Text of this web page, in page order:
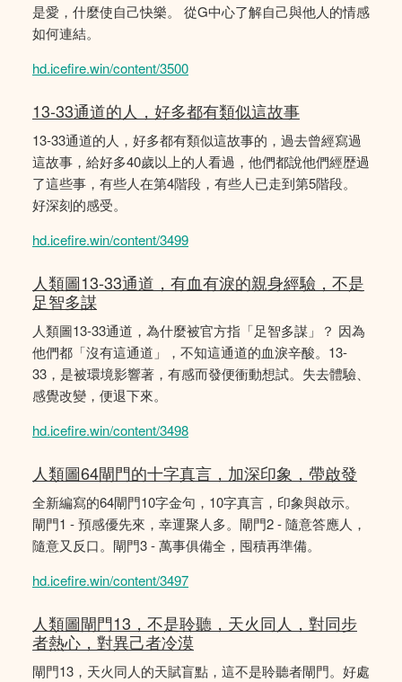
是愛，什麼使自己快樂。 從G中心了解自己與他人的情感
如何連結。
hd.icefire.win/content/3500
13-33通道的人，好多都有類似這故事
13-33通道的人，好多都有類似這故事的，過去曾經寫過
這故事，給好多40歲以上的人看過，他們都說他們經歴過
了這些事，有些人在第4階段，有些人已走到第5階段。
好深刻的感受。
hd.icefire.win/content/3499
人類圖13-33通道，有血有淚的親身經驗，不是
足智多謀
人類圖13-33通道，為什麼被官方指「足智多謀」？ 因為
他們都「沒有這通道」，不知這通道的血淚辛酸。13-
33，是被環境影響著，有感而發便衝動想試。失去體驗、
感覺改變，便退下來。
hd.icefire.win/content/3498
人類圖64閘門的十字真言，加深印象，帶啟發
全新編寫的64閘門10字金句，10字真言，印象與啟示。
閘門1 - 預感優先來，幸運聚人多。閘門2 - 隨意答應人，
隨意又反口。閘門3 - 萬事俱備全，囤積再準備。
hd.icefire.win/content/3497
人類圖閘門13，不是聆聽，天火同人，對同步
者熱心，對異己者冷漠
閘門13，天火同人的天賦盲點，這不是聆聽者閘門。好處